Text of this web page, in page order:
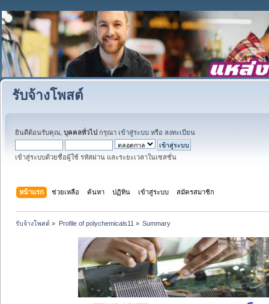
รับจ้างโพสต์
ยินดีต้อนรับคุณ, บุคคลทั่วไป กรุณา เข้าสู่ระบบ หรือ ลงทะเบียน
เข้าสู่ระบบด้วยชื่อผู้ใช้ รหัสผ่าน และระยะเวลาในเซสชั่น
หน้าแรก ช่วยเหลือ ค้นหา ปฏิทิน เข้าสู่ระบบ สมัครสมาชิก
รับจ้างโพสต์ » Profile of polychemicals11 » Summary